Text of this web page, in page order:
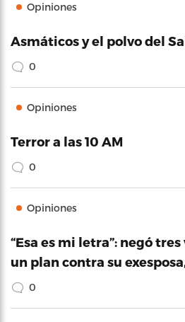
Opiniones
Asmáticos y el polvo del
0
Opiniones
Terror a las 10 AM
0
Opiniones
“Esa es mi letra”: negó
un plan contra su
0